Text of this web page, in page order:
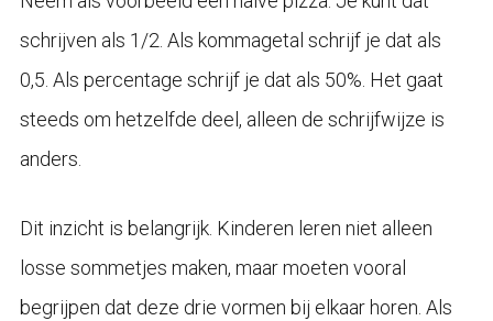
schrijven als 1/2. Als kommagetal schrijf je dat als
0,5. Als percentage schrijf je dat als 50%. Het gaat
steeds om hetzelfde deel, alleen de schrijfwijze is
anders.
Dit inzicht is belangrijk. Kinderen leren niet alleen
losse sommetjes maken, maar moeten vooral
begrijpen dat deze drie vormen bij elkaar horen. Als